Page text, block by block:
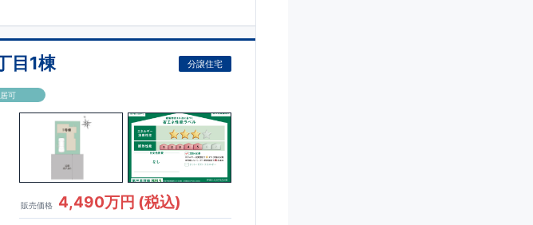
目1棟 分譲住宅
可
販売価格 4,490万円 (税込)